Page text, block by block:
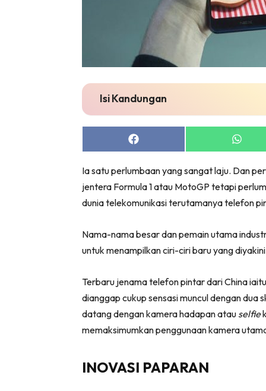
Isi Kandungan
Share
on
Share
on
Ia satu perlumbaan yang sangat laju. Dan
jentera Formula 1 atau MotoGP tetapi
dunia telekomunikasi terutamanya telefon
Nama-nama besar dan pemain utama
untuk menampilkan ciri-ciri baru yang
Terbaru jenama telefon pintar dari China
dianggap cukup sensasi muncul dengan dua
datang dengan kamera hadapan atau selfie
memaksimumkan penggunaan kamera
INOVASI PAPARAN